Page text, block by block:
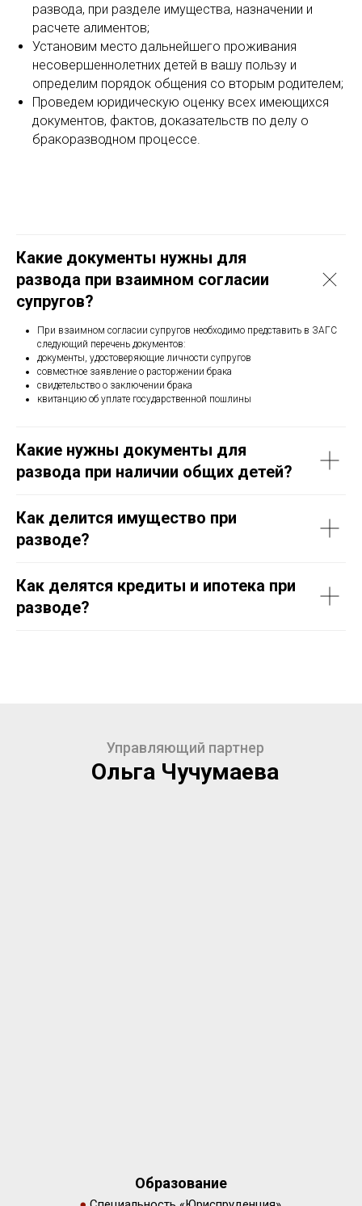
развода, при разделе имущества, назначении и
расчете алиментов;
Установим место дальнейшего проживания
несовершеннолетних детей в вашу пользу и
определим порядок общения со вторым родителем;
Проведем юридическую оценку всех имеющихся
документов, фактов, доказательств по делу о
бракоразводном процессе.
Какие документы нужны для
развода при взаимном согласии
супругов?
При взаимном согласии супругов необходимо представить в ЗАГС
следующий перечень документов:
документы, удостоверяющие личности супругов
совместное заявление о расторжении брака
свидетельство о заключении брака
квитанцию об уплате государственной пошлины
Какие нужны документы для
развода при наличии общих детей?
Как делится имущество при
разводе?
Как делятся кредиты и ипотека при
разводе?
Ольга Чучумаева
Управляющий партнер
Образование
Записаться к Ольге Чучумаевой на
Для записи кликните на кнопку ниже